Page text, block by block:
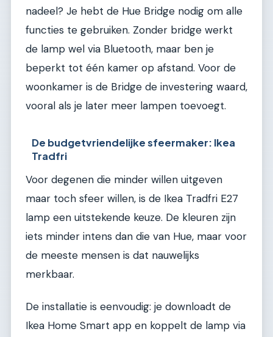
nadeel? Je hebt de Hue Bridge nodig om alle
functies te gebruiken. Zonder bridge werkt
de lamp wel via Bluetooth, maar ben je
beperkt tot één kamer op afstand. Voor de
woonkamer is de Bridge de investering waard,
vooral als je later meer lampen toevoegt.
De budgetvriendelijke sfeermaker: Ikea
Tradfri
Voor degenen die minder willen uitgeven
maar toch sfeer willen, is de Ikea Tradfri E27
lamp een uitstekende keuze. De kleuren zijn
iets minder intens dan die van Hue, maar voor
de meeste mensen is dat nauwelijks
merkbaar.
De installatie is eenvoudig: je downloadt de
Ikea Home Smart app en koppelt de lamp via